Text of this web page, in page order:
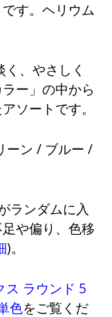
す。ヘリウム
、やさしく
ー」の中から
ソートです。
ーン / ブルー /
ランダムに入
や偏り、色移
)。
ス ラウンド 5
色をご覧くだ